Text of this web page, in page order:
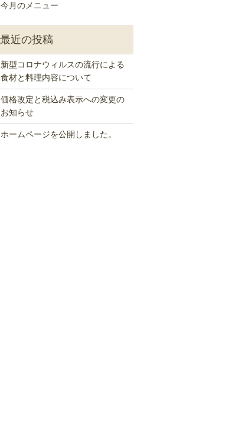
今月のメニュー
新型コロナウィルスの流行による
食材と料理内容について
価格改定と税込み表示への変更の
お知らせ
ホームページを公開しました。